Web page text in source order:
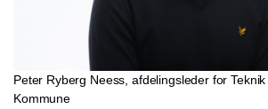
Peter Ryberg Neess, afdelingsleder for
Kommune